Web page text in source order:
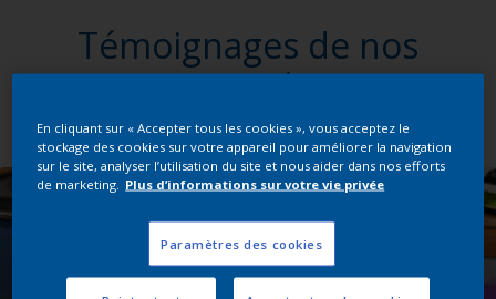
Témoignages de nos
partenaires
En cliquant sur « Accepter tous les cookies », vous acceptez le
stockage des cookies sur votre appareil pour améliorer la navigation
sur le site, analyser l’utilisation du site et nous aider dans nos efforts
de marketing. Plus d’informations sur votre vie privée
Paramètres des cookies